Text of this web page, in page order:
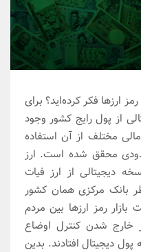
ارزها فکر کرده‌اید؟ برای
از پول رایج کشور وجود
مختلف از آن استفاده
محقق شده است. ارز
دیجیتالی از ارز فیات
بانک مرکزی همان کشور
رمز ارزها بین مردم
خارج شدن کنترل اوضاع
دیجیتال افتادند. بدین